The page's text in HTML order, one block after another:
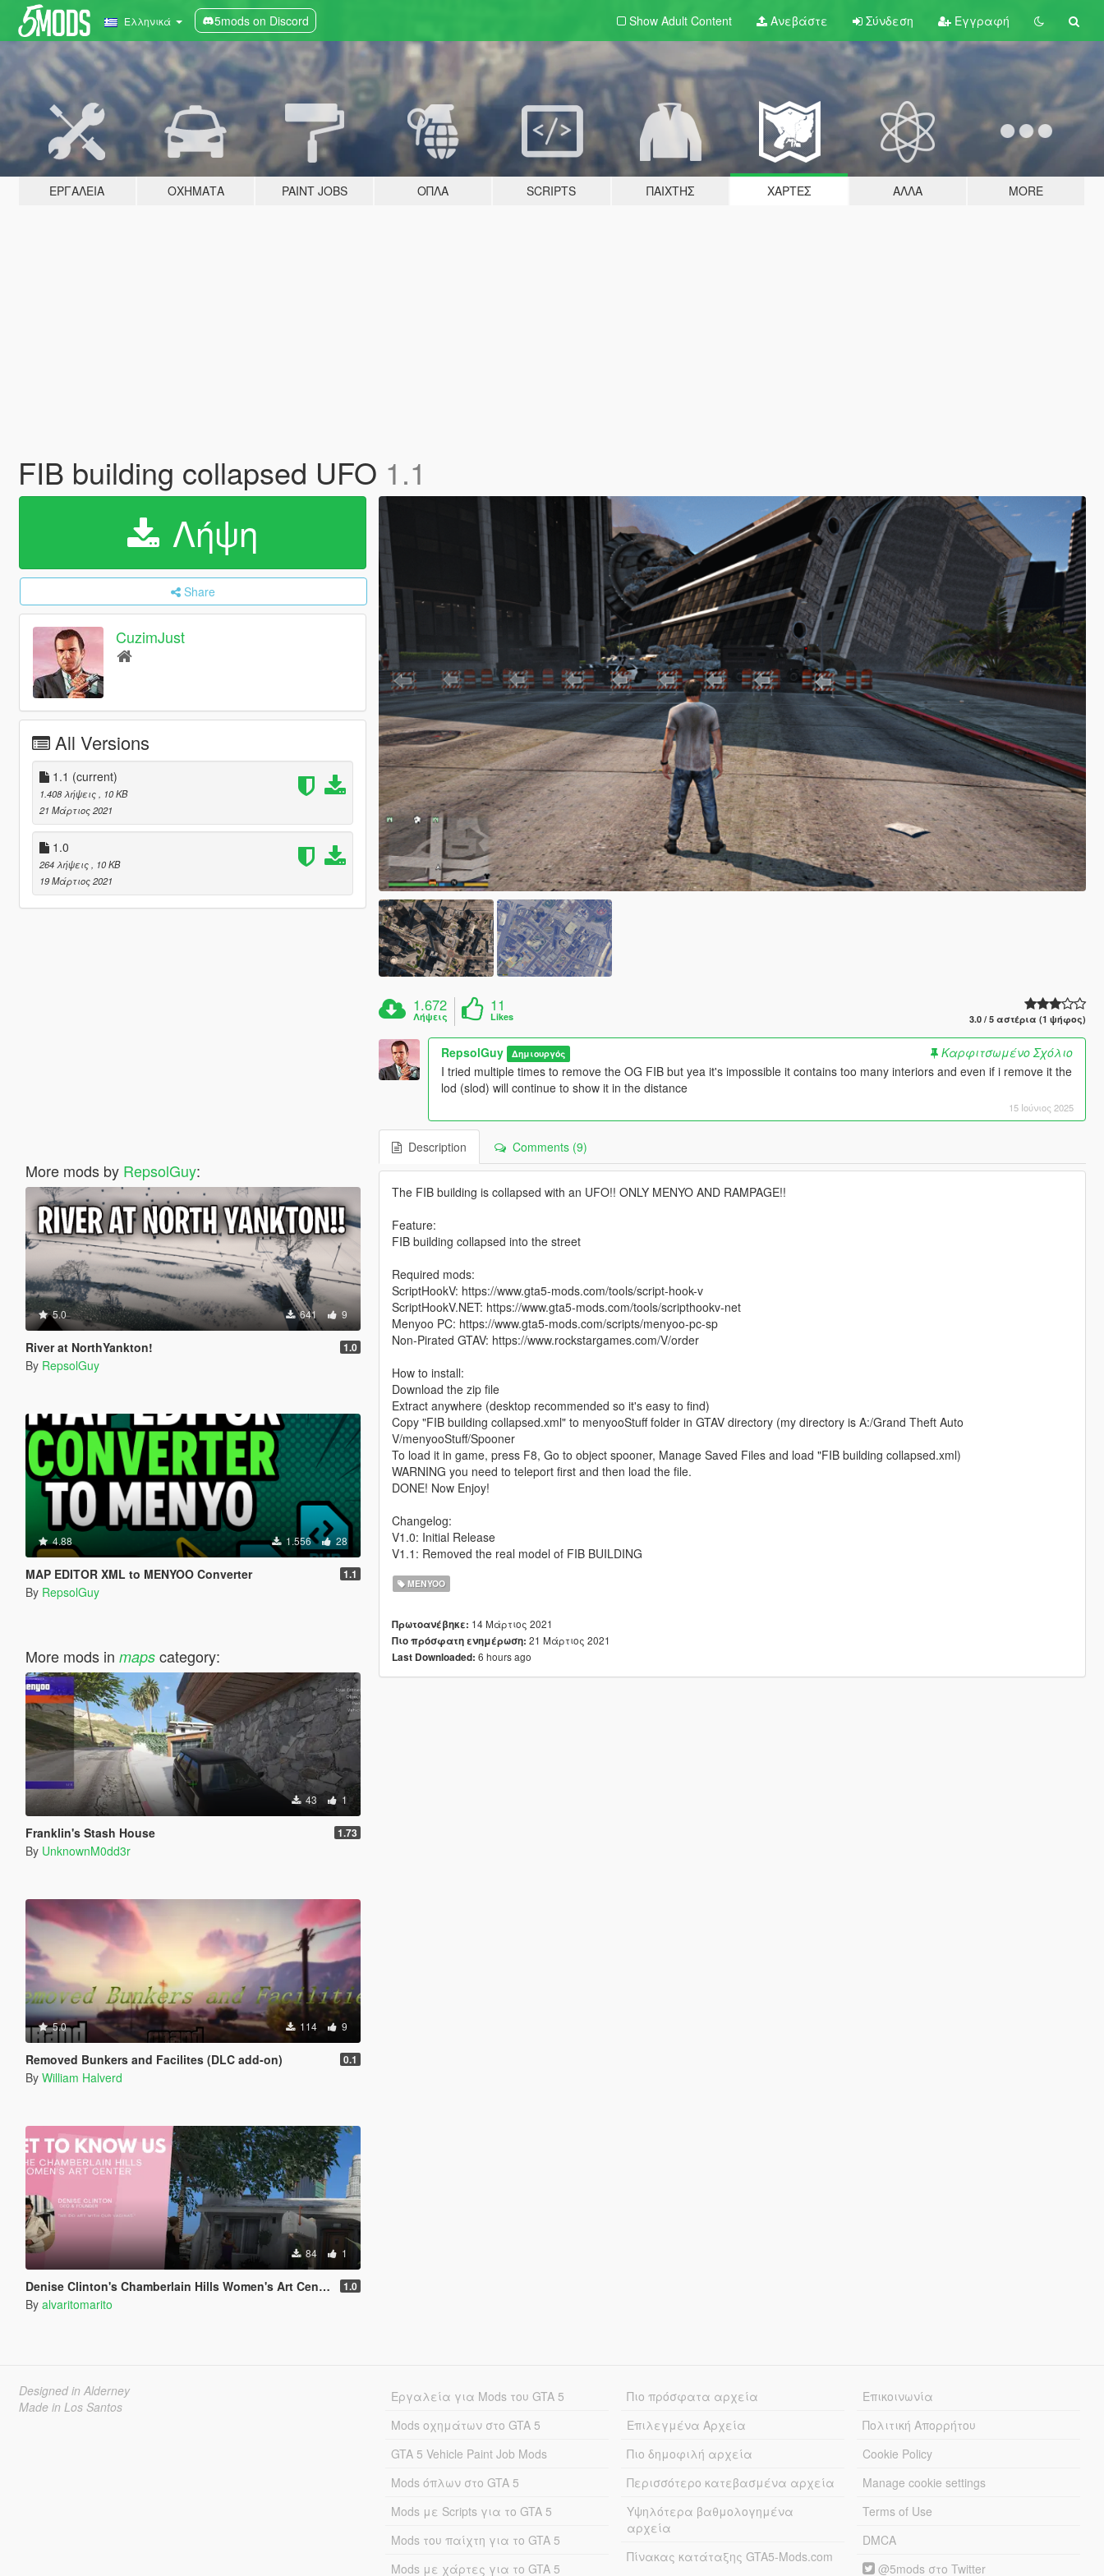
Ελληνικά 5mods on Discord Show Adult Content Ανεβάστε Σύνδεση Εγγραφή
ΕΡΓΑΛΕΊΑ ΟΧΉΜΑΤΑ PAINT JOBS ΌΠΛΑ SCRIPTS ΠΑΊΧΤΗΣ ΧΆΡΤΕΣ ΆΛΛΑ MORE
FIB building collapsed UFO 1.1
Λήψη
Share
CuzimJust
All Versions
1.1 (current)
1.408 λήψεις
, 10 KB
21 Μάρτιος 2021
1.0
264 λήψεις
, 10 KB
19 Μάρτιος 2021
More mods by RepsolGuy:
5.0 641 9
River at NorthYankton! 1.0
By RepsolGuy
4.88 1.556 28
MAP EDITOR XML to MENYOO Converter 1.1
By RepsolGuy
More mods in mapscategory:
43 1
Franklin's Stash House 1.73
By UnknownM0dd3r
5.0 114 9
Removed Bunkers and Facilites (DLC add-on) 0.1
By William Halverd
84 1
Denise Clinton's Chamberlain Hills Women's Art Center 1.0
By alvaritomarito
1.672
Λήψεις
11
Likes 3.0 / 5 αστέρια (1 ψήφος)
RepsolGuy Δημιουργός
Καρφιτσωμένο Σχόλιο
I tried multiple times to remove the OG FIB but yea it's impossible it contains too many interiors and even if i remove it the
lod (slod) will continue to show it in the distance
15 Ιούνιος 2025
Description Comments (9)
The FIB building is collapsed with an UFO!! ONLY MENYO AND RAMPAGE!!
Feature:
FIB building collapsed into the street
Required mods:
ScriptHookV: https://www.gta5-mods.com/tools/script-hook-v
ScriptHookV.NET: https://www.gta5-mods.com/tools/scripthookv-net
Menyoo PC: https://www.gta5-mods.com/scripts/menyoo-pc-sp
Non-Pirated GTAV: https://www.rockstargames.com/V/order
How to install:
Download the zip file
Extract anywhere (desktop recommended so it's easy to find)
Copy "FIB building collapsed.xml" to menyooStuff folder in GTAV directory (my directory is A:/Grand Theft Auto
V/menyooStuff/Spooner
To load it in game, press F8, Go to object spooner, Manage Saved Files and load "FIB building collapsed.xml)
WARNING you need to teleport first and then load the file.
DONE! Now Enjoy!
Changelog:
V1.0: Initial Release
V1.1: Removed the real model of FIB BUILDING
MENYOO
Πρωτοανέβηκε: 14 Μάρτιος 2021
Πιο πρόσφατη ενημέρωση: 21 Μάρτιος 2021
Last Downloaded: 6 hours ago
Designed in Alderney
Made in Los Santos
Εργαλεία για Mods του GTA 5
Mods οχημάτων στο GTA 5
GTA 5 Vehicle Paint Job Mods
Mods όπλων στο GTA 5
Mods με Scripts για το GTA 5
Mods του παίχτη για το GTA 5
Mods με χάρτες για το GTA 5
Πιο πρόσφατα αρχεία
Επιλεγμένα Αρχεία
Πιο δημοφιλή αρχεία
Περισσότερο κατεβασμένα αρχεία
Υψηλότερα βαθμολογημένα
αρχεία
Πίνακας κατάταξης GTA5-Mods.com
Επικοινωνία
Πολιτική Απορρήτου
Cookie Policy
Manage cookie settings
Terms of Use
DMCA
@5mods στο Twitter